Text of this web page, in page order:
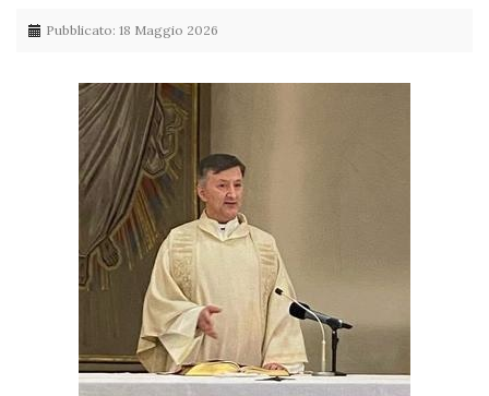
Pubblicato: 18 Maggio 2026